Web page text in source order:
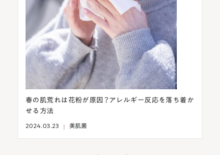
春の肌荒れは花粉が原因？アレルギー反応を落ち着か
せる方法
2024.03.23 美肌菌